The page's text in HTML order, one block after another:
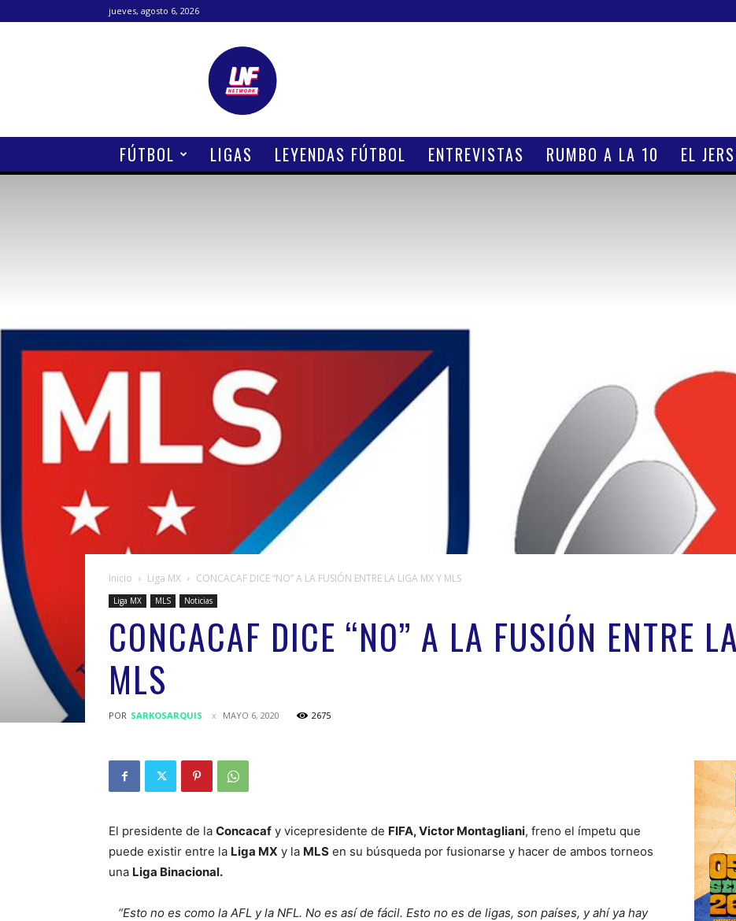
jueves, agosto 6, 2026
Lanetafutbolera
FÚTBOL LIGAS LEYENDAS FÚTBOL ENTREVISTAS RUMBO A LA 10 EL
Inicio Liga MX CONCACAF DICE “NO” A LA FUSIÓN ENTRE LA LIGA MX Y MLS
Liga MX MLS Noticias
CONCACAF DICE “NO” A LA FUSIÓN ENTRE
MLS
POR SARKOSARQUIS MAYO 6, 2020 2675
El presidente de la Concacaf y vicepresidente de FIFA, Victor Montagliani, freno el ímpetu que
puede existir entre la Liga MX y la MLS en su búsqueda por fusionarse y hacer de ambos torneos
una Liga Binacional.
“Esto no es como la AFL y la NFL. No es así de fácil. Esto no es de ligas, son países, y ahí ya hay